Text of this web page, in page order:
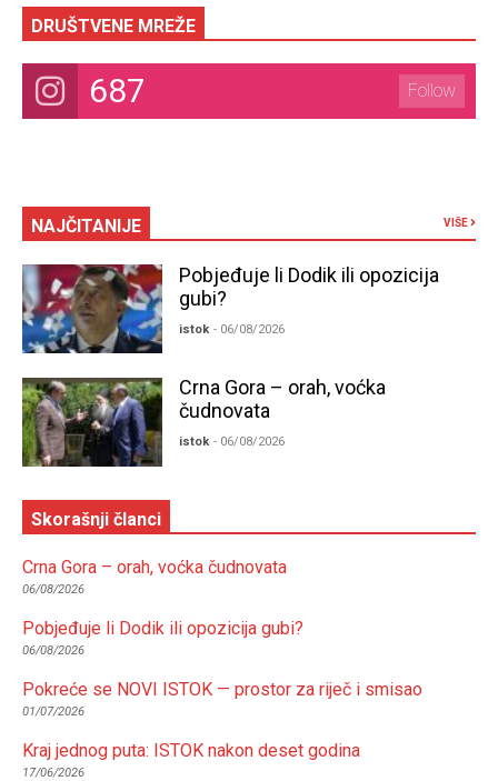
DRUŠTVENE MREŽE
687 Follow
NAJČITANIJE VIŠE
Pobjeđuje li Dodik ili opozicija
gubi?
istok - 06/08/2026
Crna Gora – orah, voćka
čudnovata
istok - 06/08/2026
Skorašnji članci
Crna Gora – orah, voćka čudnovata
06/08/2026
Pobjeđuje li Dodik ili opozicija gubi?
06/08/2026
Pokreće se NOVI ISTOK — prostor za riječ i smisao
01/07/2026
Kraj jednog puta: ISTOK nakon deset godina
17/06/2026